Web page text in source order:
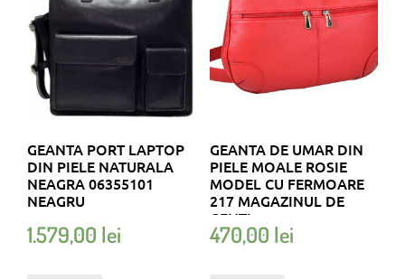
GEANTA PORT LAPTOP
DIN PIELE NATURALA
NEAGRA 06355101
NEAGRU
1.579,00 lei
GEANTA DE UMAR DIN
PIELE MOALE ROSIE
MODEL CU FERMOARE
217 MAGAZINUL DE
GENTI
470,00 lei